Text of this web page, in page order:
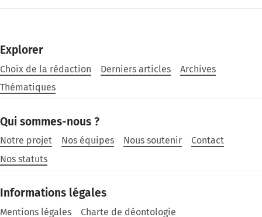
Explorer
Choix de la rédaction Derniers articles
Archives
Thématiques
Qui sommes-nous ?
Notre projet Nos équipes Nous soutenir
Contact
Nos statuts
Informations légales
Mentions légales Charte de déontologie